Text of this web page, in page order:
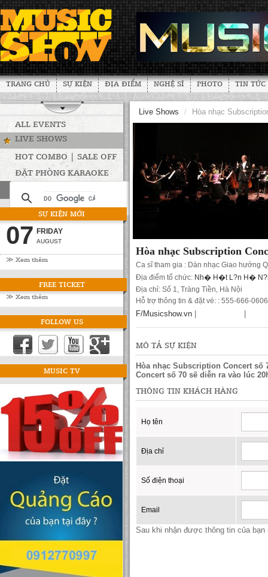
TRANG CHỦ SỰ KIỆN ĐỊA ĐIỂM NGHỆ SĨ PHOTO TIN TỨC
ALL EVENTS
LIVE SHOWS
HOT COMBO | SALE OFF
ĐẶT PHÒNG KARAOKE
SỰ KIỆN MỚI
07 FRIDAY
AUGUST
≫ Xem thêm
FREE TICKET
≫ Xem thêm
FOLLOW US
MUSIC TV
Live Shows / Hòa nhạc
Hòa nhạc Subscription
Ca sĩ tham gia : Dàn nhạc Giao hưởng
Địa điểm tổ chức: Nh� H�t L?n H�
Địa chỉ: Số 1, Tràng Tiền, Hà Nội
Hỗ trợ thông tin & đặt vé: : 555-666-0606
F/Musicshow.vn
MÔ TẢ SỰ KIỆN
Hòa nhạc Subscription Concert số
Concert số 70 sẽ diễn ra vào lúc
THÔNG TIN KHÁCH HÀNG
Họ tên
Địa chỉ
Số điện thoại
Email
Sau khi nhận được thông tin của